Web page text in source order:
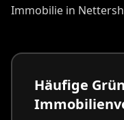
Immobilie in
Häufige